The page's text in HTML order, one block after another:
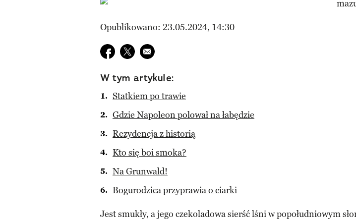
Opublikowano: 23.05.2024, 14:30
Udostępnij na facebook
Udostępnij na twitter
E-mail do przyjaciela
W tym artykule:
Statkiem po trawie
Gdzie Napoleon polował na łabędzie
Rezydencja z historią
Kto się boi smoka?
Na Grunwald!
Bogurodzica przyprawia o ciarki
Jest smukły, a jego czekoladowa sierść lśni w popołudniowym